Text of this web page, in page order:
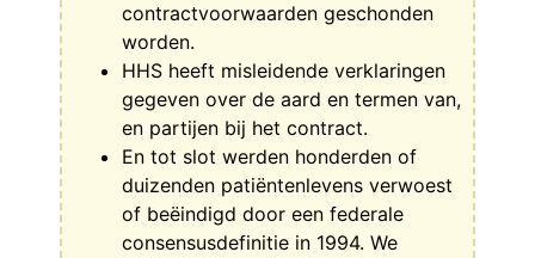
contractvoorwaarden geschonden
worden.
HHS heeft misleidende verklaringen
gegeven over de aard en termen van,
en partijen bij het contract.
En tot slot werden honderden of
duizenden patiëntenlevens verwoest
of beëindigd door een federale
consensusdefinitie in 1994. We